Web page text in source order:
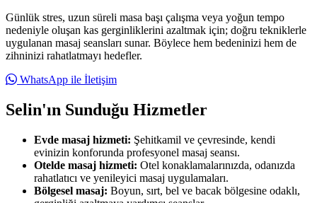
Günlük stres, uzun süreli masa başı çalışma veya yoğun tempo
nedeniyle oluşan kas gerginliklerini azaltmak için; doğru tekniklerle
uygulanan masaj seansları sunar. Böylece hem bedeninizi hem de
zihninizi rahatlatmayı hedefler.
WhatsApp ile İletişim
Selin'ın Sunduğu Hizmetler
Evde masaj hizmeti: Şehitkamil ve çevresinde, kendi
evinizin konforunda profesyonel masaj seansı.
Otelde masaj hizmeti: Otel konaklamalarınızda, odanızda
rahatlatıcı ve yenileyici masaj uygulamaları.
Bölgesel masaj: Boyun, sırt, bel ve bacak bölgesine odaklı,